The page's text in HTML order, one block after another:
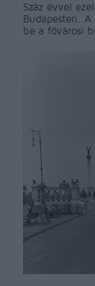
Száz évvel
Budapesten.
be a fővárosi